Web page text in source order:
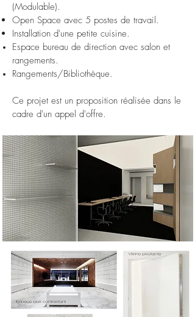
(Modulable).
Open Space avec 5 postes de travail.
Installation d'une petite cuisine.
Espace bureau de direction avec salon et
rangements.
Rangements/Bibliothèque.
Ce projet est un proposition réalisée dans le
cadre d'un appel d'offre.